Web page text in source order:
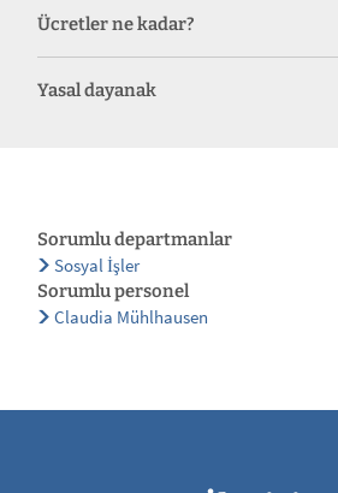
Ücretler ne kadar?
Yasal dayanak
Sorumlu departmanlar
Sosyal İşler
Sorumlu personel
Claudia Mühlhausen